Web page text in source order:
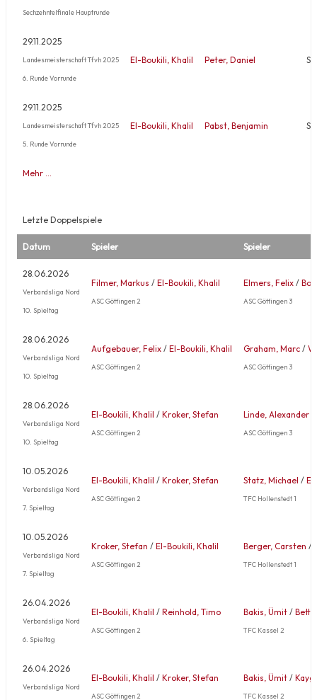
Sechzehntelfinale Hauptrunde
29.11.2025
Landesmeisterschaft Tfvh 2025
6. Runde Vorrunde
El-Boukili, Khalil Peter, Daniel
29.11.2025
Landesmeisterschaft Tfvh 2025
5. Runde Vorrunde
El-Boukili, Khalil Pabst, Benjamin
Mehr …
Letzte Doppelspiele
Datum Spieler Spieler
28.06.2026
Verbandsliga Nord
10. Spieltag
Filmer, Markus / El-Boukili, Khalil
ASC Göttingen 2
Elmers, Felix /
ASC Göttingen 3
28.06.2026
Verbandsliga Nord
10. Spieltag
Aufgebauer, Felix / El-Boukili, Khalil
ASC Göttingen 2
Graham, Marc /
ASC Göttingen 3
28.06.2026
Verbandsliga Nord
10. Spieltag
El-Boukili, Khalil / Kroker, Stefan
ASC Göttingen 2
Linde, Alexander
ASC Göttingen 3
10.05.2026
Verbandsliga Nord
7. Spieltag
El-Boukili, Khalil / Kroker, Stefan
ASC Göttingen 2
Statz, Michael /
TFC Hollenstedt 1
10.05.2026
Verbandsliga Nord
7. Spieltag
Kroker, Stefan / El-Boukili, Khalil
ASC Göttingen 2
Berger, Carsten /
TFC Hollenstedt 1
26.04.2026
Verbandsliga Nord
6. Spieltag
El-Boukili, Khalil / Reinhold, Timo
ASC Göttingen 2
Bakis, Ümit /
TFC Kassel 2
26.04.2026
Verbandsliga Nord
El-Boukili, Khalil / Kroker, Stefan
ASC Göttingen 2
Bakis, Ümit /
TFC Kassel 2